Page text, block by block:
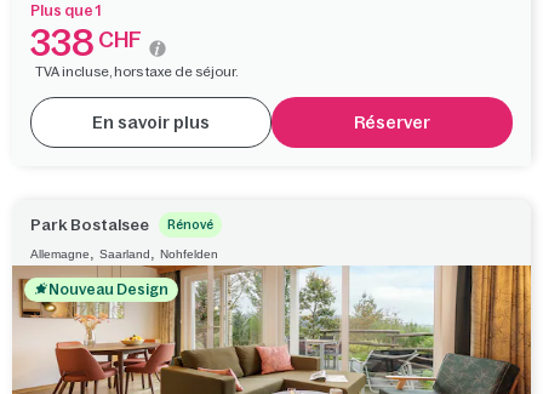
Plus que 1
338 CHF
TVA incluse, hors taxe de séjour.
En savoir plus Réserver
Park Bostalsee Rénové
Allemagne, Saarland, Nohfelden
Nouveau Design